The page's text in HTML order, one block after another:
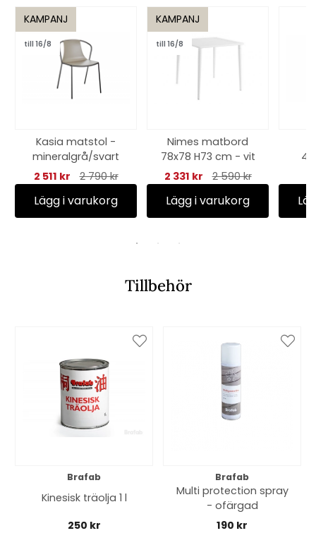
KAMPANJ
till 16/8
Kasia matstol -
mineralgrå/svart
2 511 kr
2 790 kr
Lägg i varukorg
KAMPANJ
till 16/8
Nimes matbord
78x78 H73 cm - vit
2 331 kr
2 590 kr
Lägg i varukorg
Tillbehör
Brafab
Kinesisk träolja 1 l
250 kr
Brafab
Multi protection spray
- ofärgad
190 kr